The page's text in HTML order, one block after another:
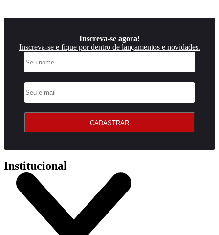
Inscreva-se agora!
Inscreva-se e fique por dentro de lançamentos e novidades.
CADASTRAR
Institucional